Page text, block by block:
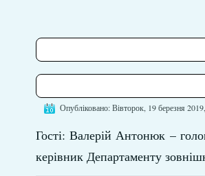
Опубліковано: Вівторок, 19 березня
Гості: Валерій Антонюк –
керівник Департаменту